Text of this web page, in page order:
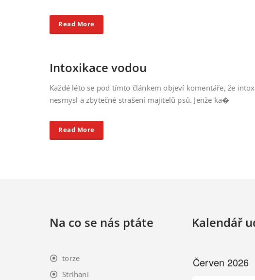
Read More
Intoxikace vodou
Každé léto se pod tímto článkem objeví komentáře, že
nesmysl a zbytečné strašení majitelů psů. Jenže ka�
Read More
Na co se nás ptáte
torze
Strihani
Kalendář